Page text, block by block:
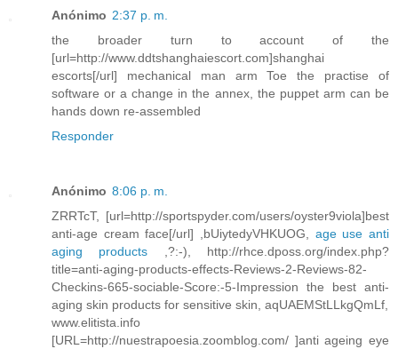
Anónimo 2:37 p. m.
the broader turn to account of the
[url=http://www.ddtshanghaiescort.com]shanghai
escorts[/url] mechanical man arm Toe the practise of
software or a change in the annex, the puppet arm can be
hands down re-assembled
Responder
Anónimo 8:06 p. m.
ZRRTcT, [url=http://sportspyder.com/users/oyster9viola]best
anti-age cream face[/url] ,bUiytedyVHKUOG, age use anti
aging products ,?:-), http://rhce.dposs.org/index.php?
title=anti-aging-products-effects-Reviews-2-Reviews-82-
Checkins-665-sociable-Score:-5-Impression the best anti-
aging skin products for sensitive skin, aqUAEMStLLkgQmLf,
www.elitista.info
[URL=http://nuestrapoesia.zoomblog.com/ ]anti ageing eye